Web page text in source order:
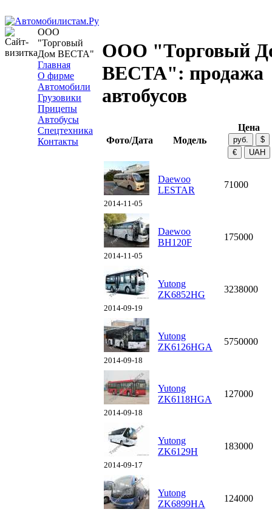
ООО
"Торговый
Дом ВЕСТА"
Главная
О фирме
Автомобили
Грузовики
Прицепы
Автобусы
Спецтехника
Контакты
ООО "Торговый
ВЕСТА": продажа
автобусов
Фото/Дата Модель
Цена
2014-11-05
Daewoo
LESTAR
71000
2014-11-05
Daewoo
BH120F
175000
2014-09-19
Yutong
ZK6852HG
3238000
2014-09-18
Yutong
ZK6126HGA
5750000
2014-09-18
Yutong
ZK6118HGA
127000
2014-09-17
Yutong
ZK6129H
183000
Yutong
ZK6899HA
124000